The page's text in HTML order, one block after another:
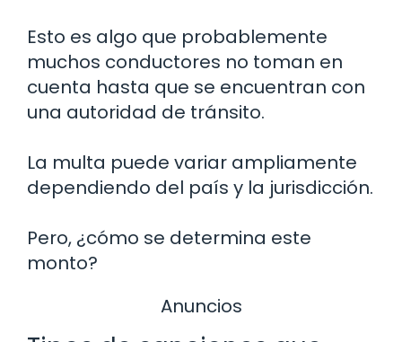
Esto es algo que probablemente
muchos conductores no toman en
cuenta hasta que se encuentran con
una autoridad de tránsito.
La multa puede variar ampliamente
dependiendo del país y la jurisdicción.
Pero, ¿cómo se determina este
monto?
Anuncios